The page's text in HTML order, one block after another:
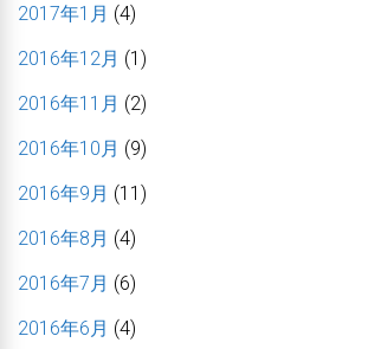
2017年1月 (4)
2016年12月 (1)
2016年11月 (2)
2016年10月 (9)
2016年9月 (11)
2016年8月 (4)
2016年7月 (6)
2016年6月 (4)